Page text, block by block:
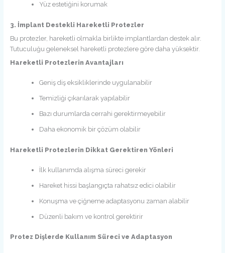
Yüz estetiğini korumak
3. İmplant Destekli Hareketli Protezler
Bu protezler, hareketli olmakla birlikte implantlardan destek alır.
Tutuculuğu geleneksel hareketli protezlere göre daha yüksektir.
Hareketli Protezlerin Avantajları
Geniş diş eksikliklerinde uygulanabilir
Temizliği çıkarılarak yapılabilir
Bazı durumlarda cerrahi gerektirmeyebilir
Daha ekonomik bir çözüm olabilir
Hareketli Protezlerin Dikkat Gerektiren Yönleri
İlk kullanımda alışma süreci gerekir
Hareket hissi başlangıçta rahatsız edici olabilir
Konuşma ve çiğneme adaptasyonu zaman alabilir
Düzenli bakım ve kontrol gerektirir
Protez Dişlerde Kullanım Süreci ve Adaptasyon